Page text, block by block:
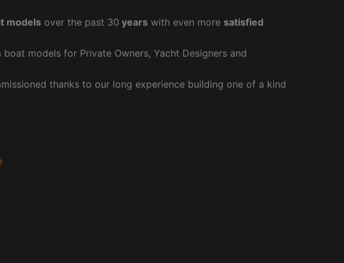
models over the past 30 years with even more satisfied
models for Private Owners, Yacht Designers and
thanks to our long experience building one of a kind